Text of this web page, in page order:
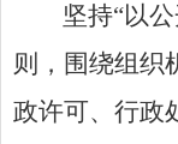
坚持“以
则，围绕组织
政许可、行政